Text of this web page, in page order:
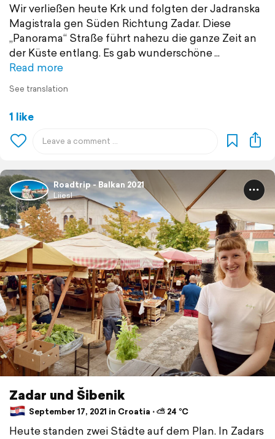
Wir verließen heute Krk und folgten der Jadranska
Magistrala gen Süden Richtung Zadar. Diese
„Panorama“ Straße führt nahezu die ganze Zeit an
der Küste entlang. Es gab wunderschöne
Read more
See translation
1 like
Roadtrip - Balkan 2021
Liiesl
Zadar und Šibenik
September 17, 2021 in Croatia ⋅ ⛅ 24 °C
Heute standen zwei Städte auf dem Plan. In Zadars